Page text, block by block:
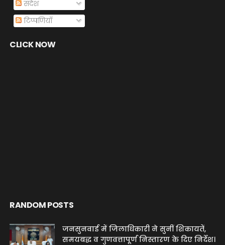
संदेश
टिप्पणियाँ
CLICK NOW
RANDOM POSTS
जनसुनवाई में जिलाधिकारी ने सुनीं शिकायतें,
समयबद्ध व गुणवत्तापूर्ण निस्तारण के दिए निर्देश।